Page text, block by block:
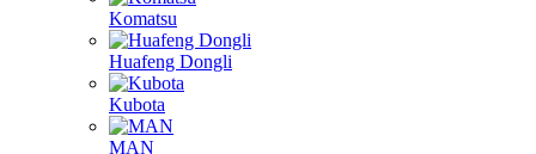
Komatsu
Huafeng Dongli
Kubota
MAN